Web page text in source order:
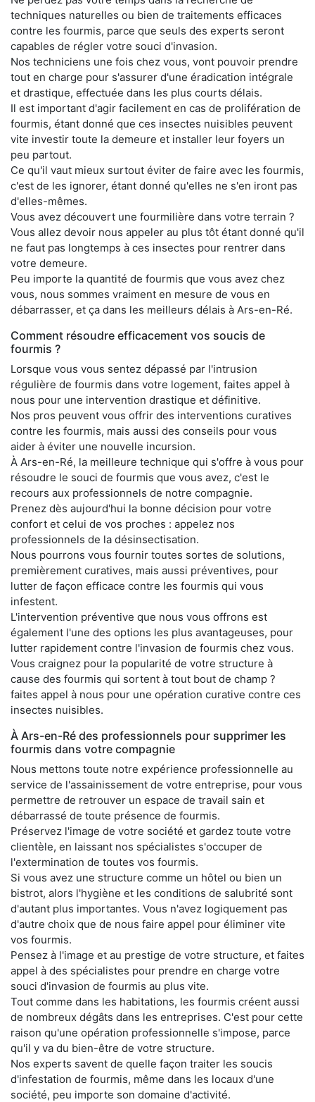
techniques naturelles ou bien de traitements efficaces
contre les fourmis, parce que seuls des experts seront
capables de régler votre souci d'invasion.
Nos techniciens une fois chez vous, vont pouvoir prendre
tout en charge pour s'assurer d'une éradication intégrale
et drastique, effectuée dans les plus courts délais.
Il est important d'agir facilement en cas de prolifération de
fourmis, étant donné que ces insectes nuisibles peuvent
vite investir toute la demeure et installer leur foyers un
peu partout.
Ce qu'il vaut mieux surtout éviter de faire avec les fourmis,
c'est de les ignorer, étant donné qu'elles ne s'en iront pas
d'elles-mêmes.
Vous avez découvert une fourmilière dans votre terrain ?
Vous allez devoir nous appeler au plus tôt étant donné qu'il
ne faut pas longtemps à ces insectes pour rentrer dans
votre demeure.
Peu importe la quantité de fourmis que vous avez chez
vous, nous sommes vraiment en mesure de vous en
débarrasser, et ça dans les meilleurs délais à Ars-en-Ré.
Comment résoudre efficacement vos soucis de
fourmis ?
Lorsque vous vous sentez dépassé par l'intrusion
régulière de fourmis dans votre logement, faites appel à
nous pour une intervention drastique et définitive.
Nos pros peuvent vous offrir des interventions curatives
contre les fourmis, mais aussi des conseils pour vous
aider à éviter une nouvelle incursion.
À Ars-en-Ré, la meilleure technique qui s'offre à vous pour
résoudre le souci de fourmis que vous avez, c'est le
recours aux professionnels de notre compagnie.
Prenez dès aujourd'hui la bonne décision pour votre
confort et celui de vos proches : appelez nos
professionnels de la désinsectisation.
Nous pourrons vous fournir toutes sortes de solutions,
premièrement curatives, mais aussi préventives, pour
lutter de façon efficace contre les fourmis qui vous
infestent.
L'intervention préventive que nous vous offrons est
également l'une des options les plus avantageuses, pour
lutter rapidement contre l'invasion de fourmis chez vous.
Vous craignez pour la popularité de votre structure à
cause des fourmis qui sortent à tout bout de champ ?
faites appel à nous pour une opération curative contre ces
insectes nuisibles.
À Ars-en-Ré des professionnels pour supprimer les
fourmis dans votre compagnie
Nous mettons toute notre expérience professionnelle au
service de l'assainissement de votre entreprise, pour vous
permettre de retrouver un espace de travail sain et
débarrassé de toute présence de fourmis.
Préservez l'image de votre société et gardez toute votre
clientèle, en laissant nos spécialistes s'occuper de
l'extermination de toutes vos fourmis.
Si vous avez une structure comme un hôtel ou bien un
bistrot, alors l'hygiène et les conditions de salubrité sont
d'autant plus importantes. Vous n'avez logiquement pas
d'autre choix que de nous faire appel pour éliminer vite
vos fourmis.
Pensez à l'image et au prestige de votre structure, et faites
appel à des spécialistes pour prendre en charge votre
souci d'invasion de fourmis au plus vite.
Tout comme dans les habitations, les fourmis créent aussi
de nombreux dégâts dans les entreprises. C'est pour cette
raison qu'une opération professionnelle s'impose, parce
qu'il y va du bien-être de votre structure.
Nos experts savent de quelle façon traiter les soucis
d'infestation de fourmis, même dans les locaux d'une
société, peu importe son domaine d'activité.